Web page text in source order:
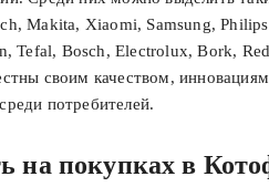
Makita, Xiaomi, Samsung,
Tefal, Bosch, Electrolux, Bork,
своим качеством,
потребителей.
на покупках в